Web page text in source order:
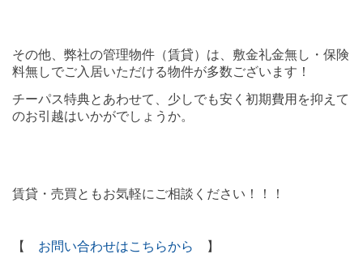
その他、弊社の管理物件（賃貸）は、敷金礼金無し・保険
料無しでご入居いただける物件が多数ございます！
チーパス特典とあわせて、少しでも安く初期費用を抑えて
のお引越はいかがでしょうか。
賃貸・売買ともお気軽にご相談ください！！！
【 お問い合わせはこちらから 】